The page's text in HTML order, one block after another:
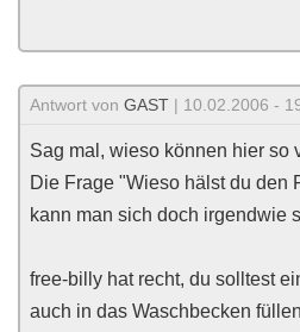
Antwort von GAST | 10.02.2006 -
Sag mal, wieso können hier so
Die Frage "Wieso hälst du den
kann man sich doch irgendwie
free-billy hat recht, du solltest
auch in das Waschbecken